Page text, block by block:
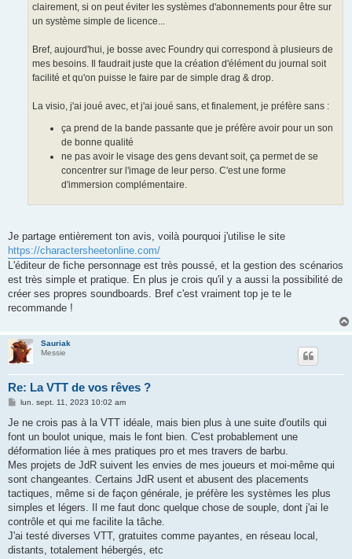
clairement, si on peut éviter les systèmes d'abonnements pour être sur
un système simple de licence...
Bref, aujourd'hui, je bosse avec Foundry qui correspond à plusieurs de
mes besoins. Il faudrait juste que la création d'élément du journal soit
facilité et qu'on puisse le faire par de simple drag & drop.
La visio, j'ai joué avec, et j'ai joué sans, et finalement, je préfère sans :
ça prend de la bande passante que je préfère avoir pour un son
de bonne qualité
ne pas avoir le visage des gens devant soit, ça permet de se
concentrer sur l'image de leur perso. C'est une forme
d'immersion complémentaire.
Je partage entièrement ton avis, voilà pourquoi j'utilise le site
https://charactersheetonline.com/
L'éditeur de fiche personnage est très poussé, et la gestion des scénarios
est très simple et pratique. En plus je crois qu'il y a aussi la possibilité de
créer ses propres soundboards. Bref c'est vraiment top je te le
recommande !
Sauriak
Messie
Re: La VTT de vos rêves ?
M
s
a
g
lun. sept. 11, 2023 10:02 am
Je ne crois pas à la VTT idéale, mais bien plus à une suite d'outils qui
font un boulot unique, mais le font bien. C'est probablement une
déformation liée à mes pratiques pro et mes travers de barbu.
Mes projets de JdR suivent les envies de mes joueurs et moi-même qui
sont changeantes. Certains JdR usent et abusent des placements
tactiques, même si de façon générale, je préfère les systèmes les plus
simples et légers. Il me faut donc quelque chose de souple, dont j'ai le
contrôle et qui me facilite la tâche.
J'ai testé diverses VTT, gratuites comme payantes, en réseau local,
distants, totalement hébergés, etc